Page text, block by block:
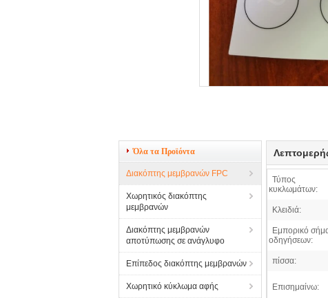
Όλα τα Προϊόντα
Διακόπτης μεμβρανών FPC
Χωρητικός διακόπτης
μεμβρανών
Διακόπτης μεμβρανών
αποτύπωσης σε ανάγλυφο
Επίπεδος διακόπτης μεμβρανών
Χωρητικό κύκλωμα αφής
Τύπος
κυκλωμάτων:
Κλειδιά:
Εμπορικό
οδηγήσεων:
πίσσα:
Επισημαίνω: